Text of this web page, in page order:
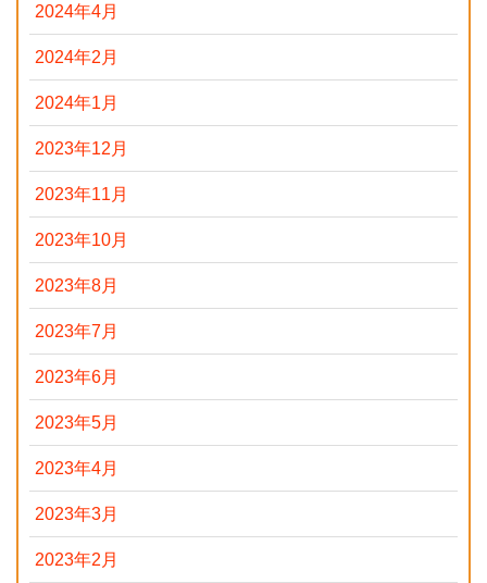
2024年4月
2024年2月
2024年1月
2023年12月
2023年11月
2023年10月
2023年8月
2023年7月
2023年6月
2023年5月
2023年4月
2023年3月
2023年2月